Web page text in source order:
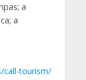
a
a
call-tourism/